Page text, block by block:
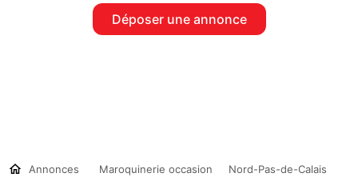
Déposer une annonce
Annonces Maroquinerie occasion
Nord-Pas-de-Calais